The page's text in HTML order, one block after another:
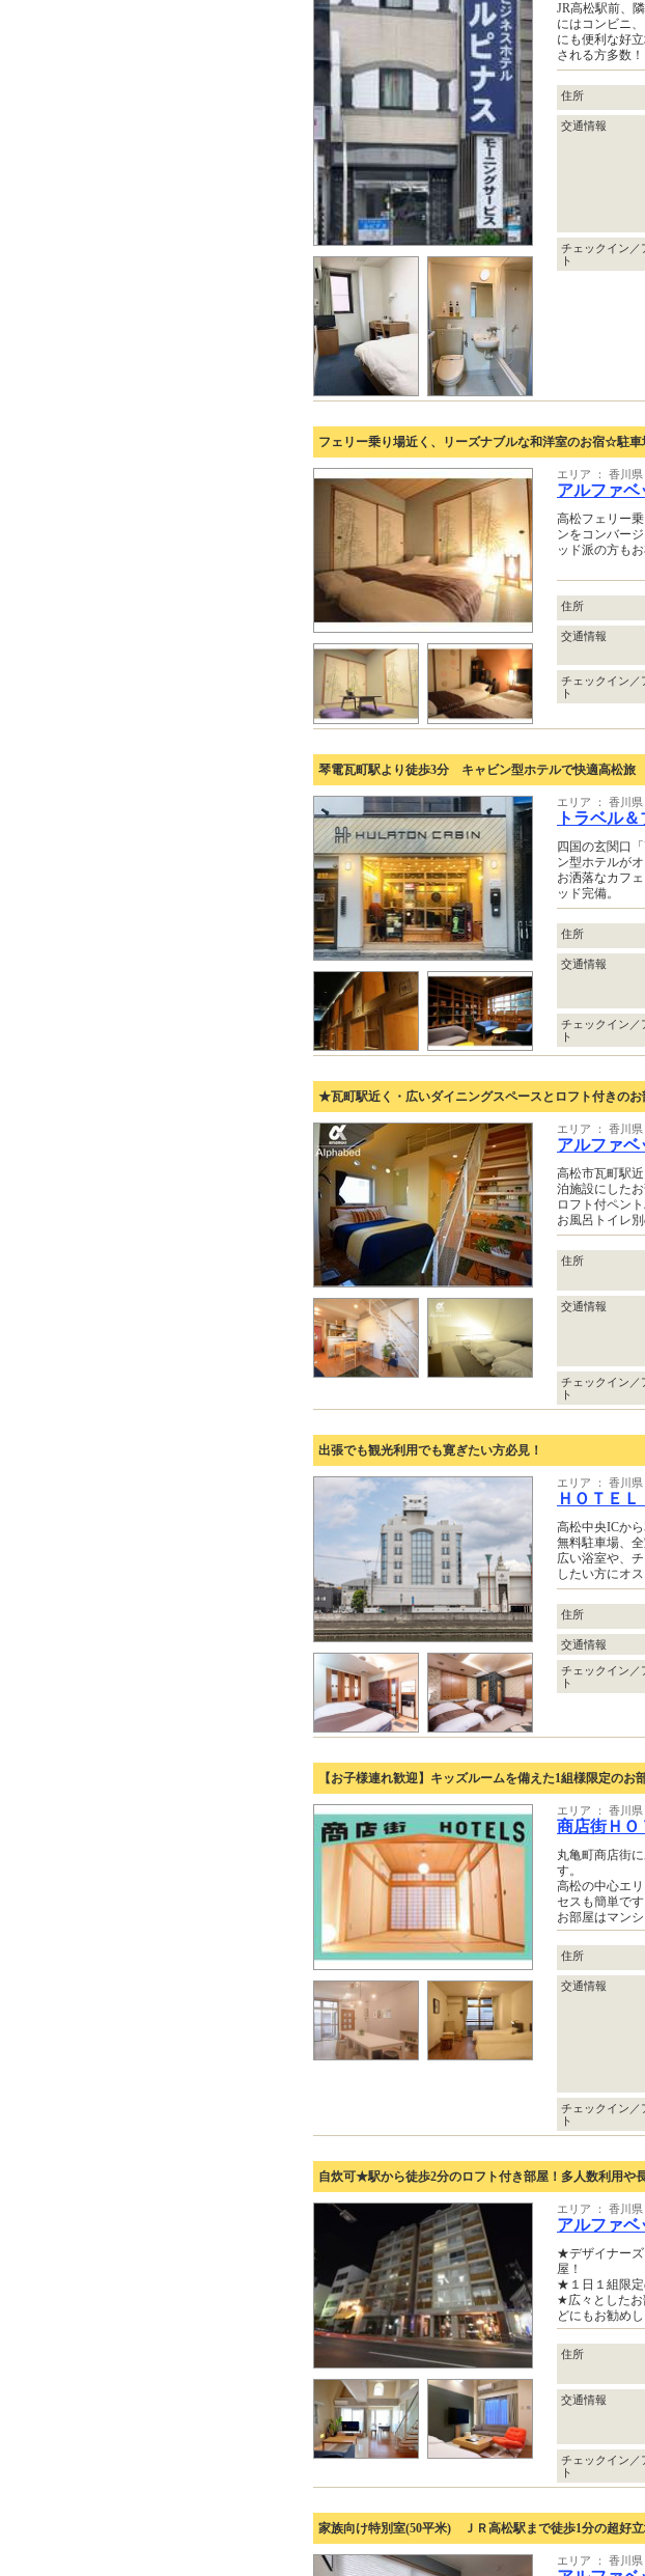
JR高松駅前、
にはコンビニ
にも便利な好
される方多数！
住所
交通情報
チェックイン／
ト
フェリー乗り場近く、リーズナブルな和洋室のお宿☆駐車
エリア ： 香川
アルファ
高松フェリー
ンをコンバー
ッド派の方も
住所
交通情報
チェックイン／
ト
琴電瓦町駅より徒歩3分 キャビン型ホテルで快適高松旅
エリア ： 香川
トラベル
四国の玄関口
ン型ホテルが
お洒落なカフ
ッド完備。
住所
交通情報
チェックイン／
ト
★瓦町駅近く・広いダイニングスペースとロフト付きの
エリア ： 香川
アルファベ
高松市瓦町駅
泊施設にした
ロフト付ペン
お風呂トイレ
住所
交通情報
チェックイン／
ト
出張でも観光利用でも寛ぎたい方必見！
エリア ： 香川
ＨＯＴＥ
高松中央ICから
無料駐車場、
広い浴室や、
したい方にオ
住所
交通情報
チェックイン／
ト
【お子様連れ歓迎】キッズルームを備えた1組様限定のお
エリア ： 香川
商店街Ｈ
丸亀町商店街
す。
高松の中心エ
セスも簡単です
お部屋はマン
住所
交通情報
チェックイン／
ト
自炊可★駅から徒歩2分のロフト付き部屋！多人数利用や
エリア ： 香川
アルファベ
★デザイナーズ
屋！
★１日１組限定
★広々としたお
どにもお勧め
住所
交通情報
チェックイン／
ト
家族向け特別室(50平米) ＪＲ高松駅まで徒歩1分の超好
エリア ： 香川